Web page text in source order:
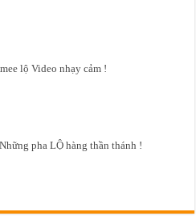
lộ Video nhạy cảm !
pha LỘ hàng thần thánh !